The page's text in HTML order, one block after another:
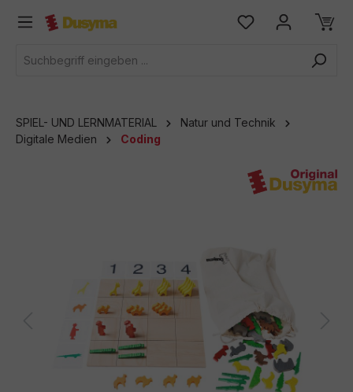
springen
SPIEL- UND LERNMATERIAL
Natur und Technik
Digitale Medien
Coding